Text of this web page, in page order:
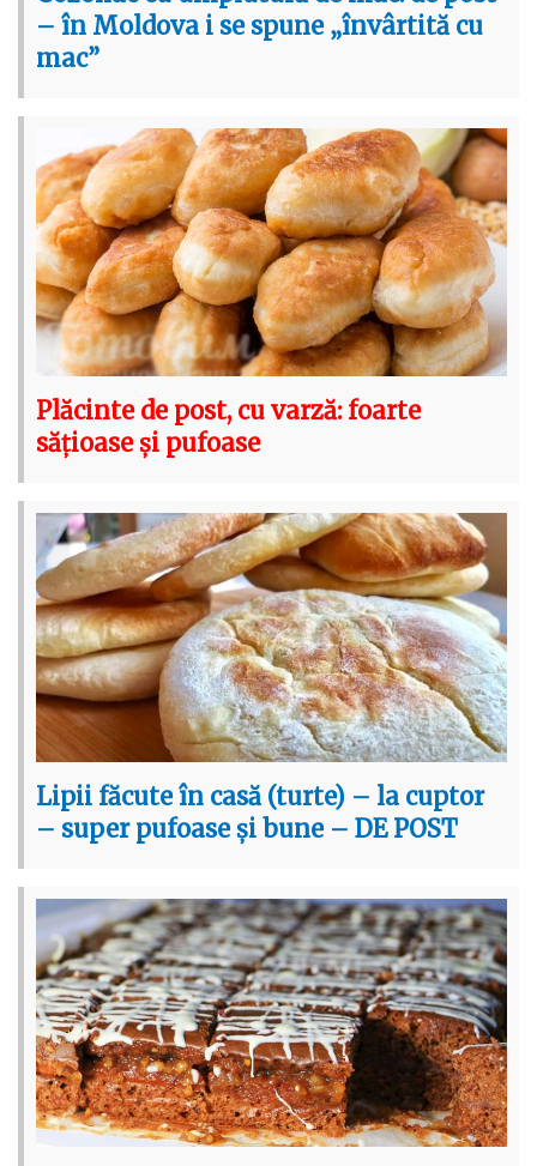
– în Moldova i se spune „învârtită cu
mac”
Plăcinte de post, cu varză: foarte
sățioase și pufoase
Lipii făcute în casă (turte) – la cuptor
– super pufoase și bune – DE POST